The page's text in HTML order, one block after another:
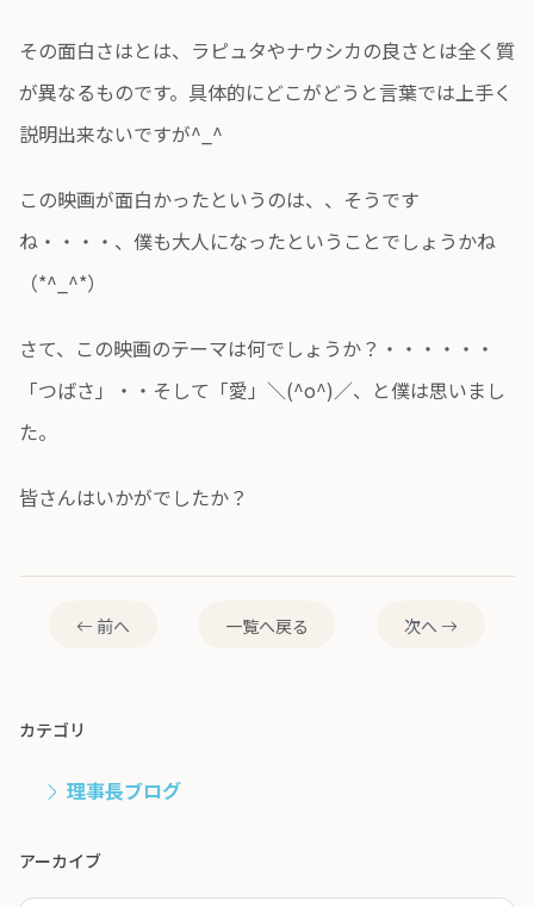
その面白さはとは、ラピュタやナウシカの良さとは全く質
が異なるものです。具体的にどこがどうと言葉では上手く
説明出来ないですが^_^
この映画が面白かったというのは、、そうです
ね・・・・、僕も大人になったということでしょうかね
（*^_^*）
さて、この映画のテーマは何でしょうか？・・・・・・
「つばさ」・・そして「愛」＼(^o^)／、と僕は思いまし
た。
皆さんはいかがでしたか？
前へ 一覧へ戻る 次へ
カテゴリ
理事長ブログ
アーカイブ